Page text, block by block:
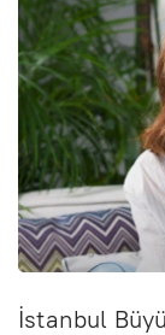
İstanbul